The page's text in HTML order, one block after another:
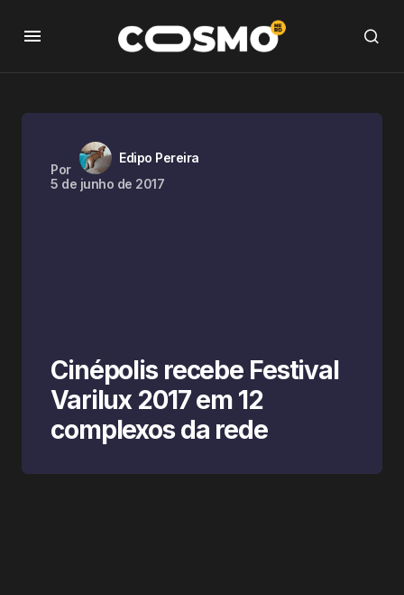
Por
Edipo Pereira
5 de junho de 2017
Cinépolis recebe Festival
Varilux 2017 em 12
complexos da rede